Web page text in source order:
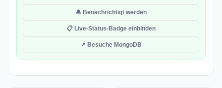
🔔 Benachrichtigt werden
📋 Live-Status-Badge einbinden
↗ Besuche MongoDB